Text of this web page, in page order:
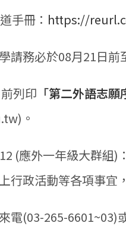
手冊： https://
請務必於08月21日前
列印 「第二外語志願
。
(應外一年級大群組)：
行政活動等各項事宜
電(03-265-6601~03)